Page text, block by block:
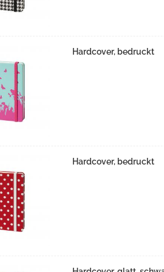
Hardcover, bedruckt
Hardcover, bedruckt